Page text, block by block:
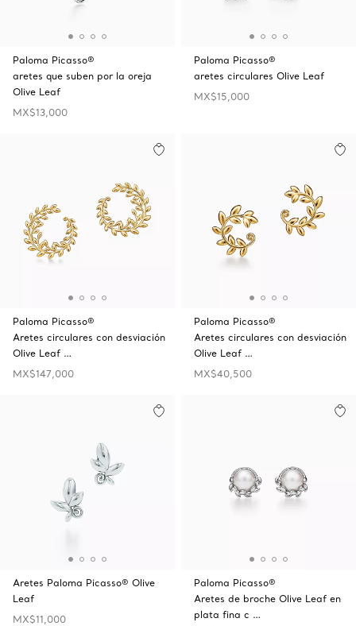
Paloma Picasso®
aretes que suben por la oreja
Olive Leaf
MX$13,000
Paloma Picasso®
aretes circulares Olive Leaf
MX$15,000
Paloma Picasso®
Aretes circulares con desviación
Olive Leaf …
MX$147,000
Paloma Picasso®
Aretes circulares con desviación
Olive Leaf …
MX$40,500
Aretes Paloma Picasso® Olive
Leaf
MX$11,000
Paloma Picasso®
Aretes de broche Olive Leaf en
plata fina c …